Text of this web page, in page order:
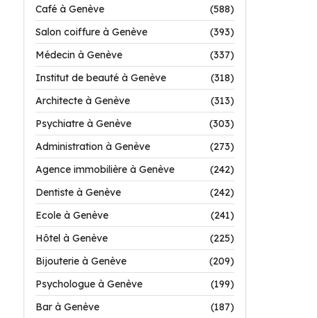
Café à Genève
(588)
Salon coiffure à Genève
(393)
Médecin à Genève
(337)
Institut de beauté à Genève
(318)
Architecte à Genève
(313)
Psychiatre à Genève
(303)
Administration à Genève
(273)
Agence immobilière à Genève
(242)
Dentiste à Genève
(242)
Ecole à Genève
(241)
Hôtel à Genève
(225)
Bijouterie à Genève
(209)
Psychologue à Genève
(199)
Bar à Genève
(187)